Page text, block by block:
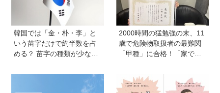
韓国では「金・朴・李」と
いう苗字だけで約半数を占
める？ 苗字の種類が少ない
際問題】
2000時間の猛勉強の末、11
歳で危険物取扱者の最難関
「甲種」に合格！「家で両
もやらなきゃと思った」